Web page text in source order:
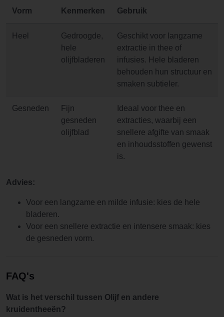
Vorm Kenmerken Gebruik
Heel
Gedroogde,
hele
olijfbladeren
Geschikt voor langzame
extractie in thee of
infusies. Hele bladeren
behouden hun structuur en
smaken subtieler.
Gesneden
Fijn
gesneden
olijfblad
Ideaal voor thee en
extracties, waarbij een
snellere afgifte van smaak
en inhoudsstoffen gewenst
is.
Advies:
Voor een langzame en milde infusie: kies de hele
bladeren.
Voor een snellere extractie en intensere smaak: kies
de gesneden vorm.
FAQ's
Wat is het verschil tussen Olijf en andere
kruidentheeën?